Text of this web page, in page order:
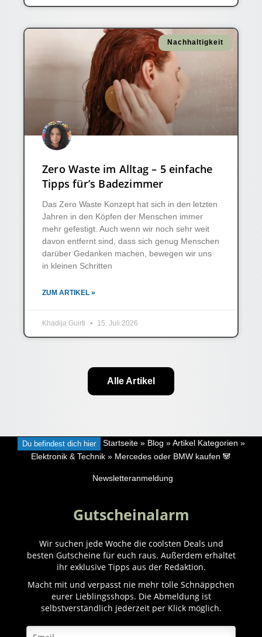
Nachhaltigkeit
Zero Waste im Alltag – 5 einfache
Tipps für’s Badezimmer
Das Zero Waste Konzept hat sich in den letzten
Jahren in den Köpfen der Menschen immer
mehr gefestigt. Auch wenn wir noch sehr weit
davon entfernt sind, dass sich genug Menschen
darüber Gedanken machen, bewegen wir uns
in kleinen Schritten
ZUM ARTIKEL »
Khadija Guirti 15. Juli 2026
Alle Artikel
Du befindest dich hier Startseite» Blog » Artikel Kategorien »
Elektronik & Technik » Mercedes oder BMW kaufen 🐼
Newsletteranmeldung
Gutscheinalarm
Wir suchen jede Woche die coolsten Deals und
besten Gutscheine für euch raus. Außerdem erhaltet
ihr exklusive Tipps aus der Redaktion.
Macht mit und verpasst nie mehr tolle Schnäppchen
eurer Lieblingsshops. Die Abmeldung ist
selbstverständlich jederzeit per Klick möglich.